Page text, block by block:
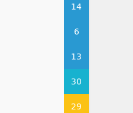
14
6
13
30
29